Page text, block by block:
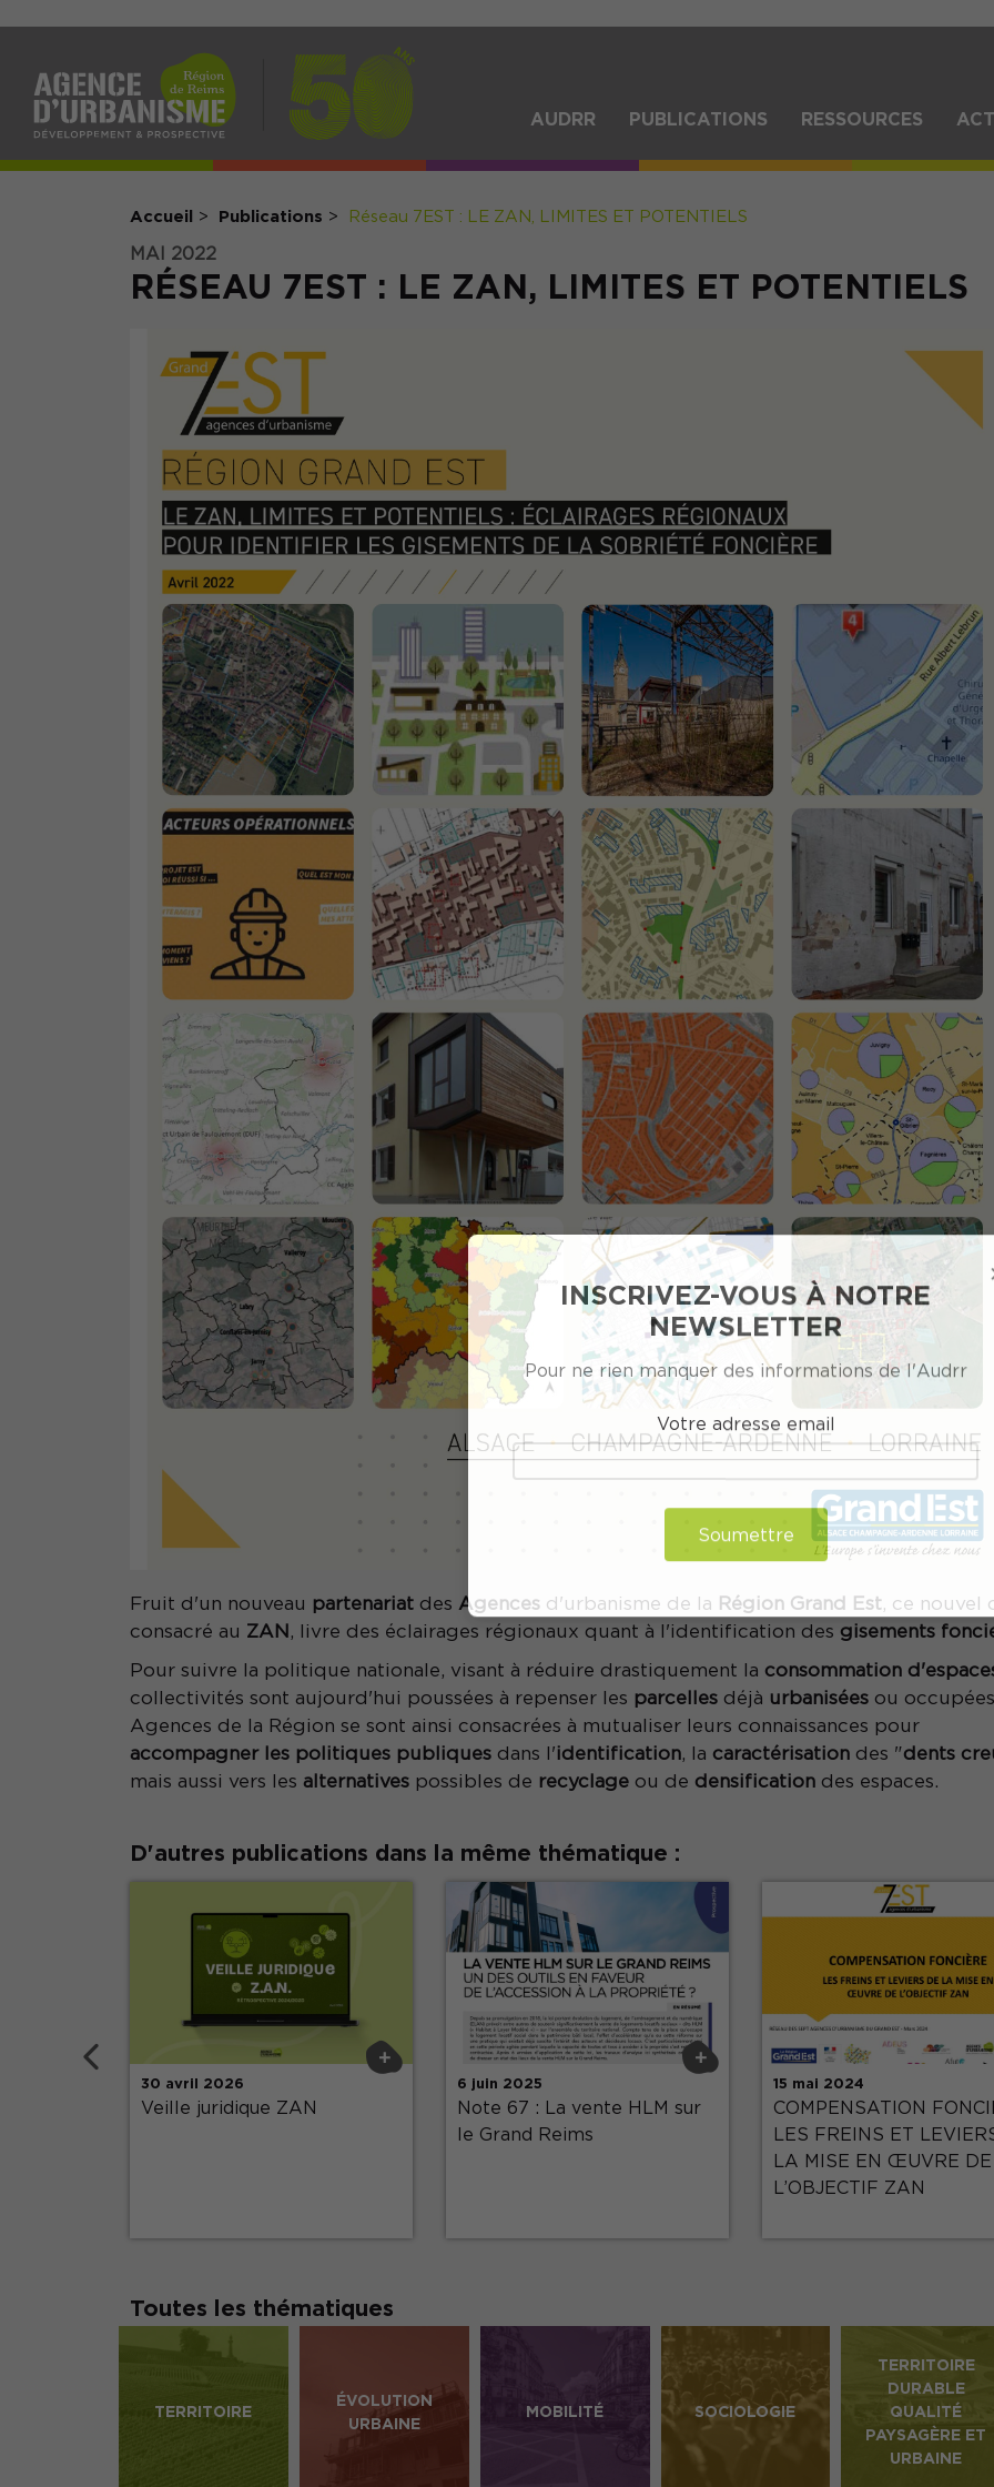
NAVIGATION
AUDRR PUBLICATIONS RESSOURCES
Accueil Publications Réseau 7EST : LE ZAN, LIMITES ET POTENTIELS
MAI 2022
RÉSEAU 7EST : LE ZAN, LIMITES ET POTENTIELS
Fruit d'un nouveau partenariat des Agences d'urbanisme de la Région Grand Est, ce nouvel
consacré au ZAN , livre des éclairages régionaux quant à l'identification des gisements
Pour suivre la politique nationale, visant à réduire drastiquement la consommation
collectivités sont aujourd'hui poussées à repenser les parcelles déjà urbanisées ou
Agences de la Région se sont ainsi consacrées à mutualiser leurs connaissances pour
accompagner les politiques publiques dans l'identification, la caractérisation des "dents
mais aussi vers les alternatives possibles de recyclage ou de densification des espaces.
D'autres publications dans la même thématique :
Précédent +
30 avril 2026
Veille juridique ZAN
+
6 juin 2025
Note 67 : La vente HLM sur
le Grand Reims
15 mai 2024
COMPENSATION
LES FREINS ET
LA MISE EN ŒUVRE DE
L’OBJECTIF ZAN
Toutes les thématiques
TERRITOIRE
ÉVOLUTION
URBAINE
MOBILITÉ SOCIOLOGIE
TERRITOIRE
DURABLE
QUALITÉ
PAYSAGÈRE ET
URBAINE
INSCRIVEZ-VOUS À NOTRE
NEWSLETTER
Pour ne rien manquer des informations de l'Audrr
Votre adresse email
Soumettre